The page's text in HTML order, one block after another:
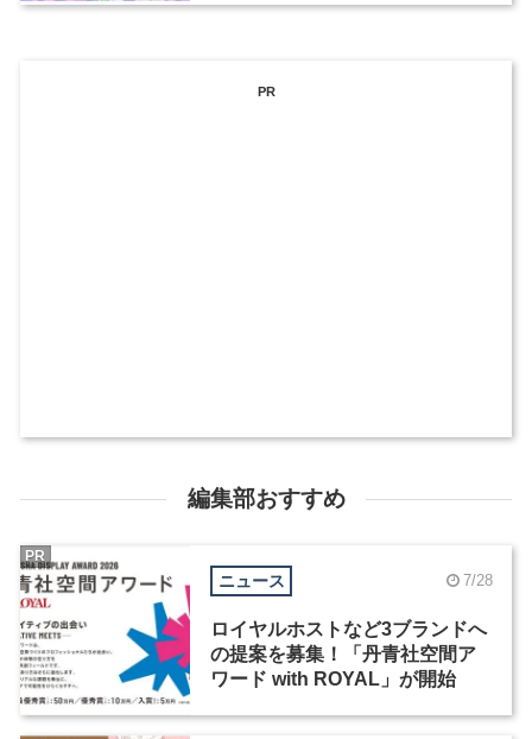
PR
編集部おすすめ
ニュース 7/28
ロイヤルホストなど3ブランドへ
の提案を募集！「丹青社空間ア
ワード with ROYAL」が開始
PR